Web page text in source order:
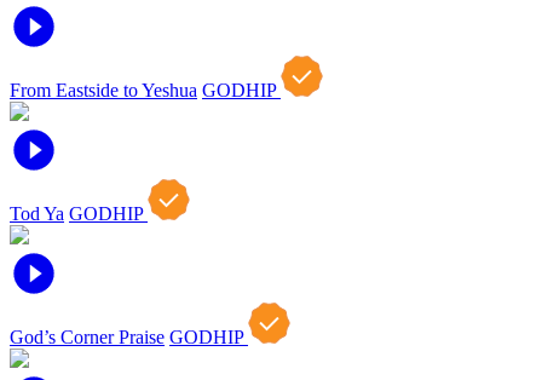
From Eastside to Yeshua GODHIP
Tod Ya GODHIP
God’s Corner Praise GODHIP